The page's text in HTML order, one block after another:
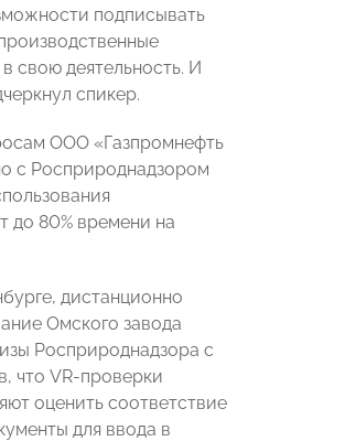
подписывать
свою деятельность. И
спикер.
ООО «Газпромнефть
с Росприроднадзором
до 80% времени на
дистанционно
Омского завода
Росприроднадзора с
что VR-проверки
оценить соответствие
для ввода в